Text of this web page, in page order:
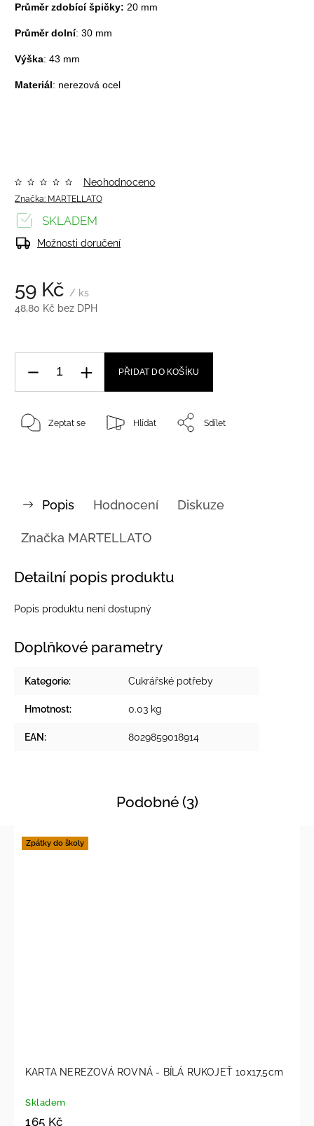
Průměr zdobící špičky: 20 mm
Průměr dolní: 30 mm
Výška: 43 mm
Materiál: nerezová ocel
Značka: MARTELLATO
Neohodnoceno
59 Kč / ks
48,80 Kč bez DPH
SKLADEM
Možnosti doručení
PŘIDAT DO KOŠÍKU
Zeptat se Hlídat Sdílet
Popis Hodnocení Diskuze
Značka MARTELLATO
Detailní popis produktu
Popis produktu není dostupný
Doplňkové parametry
Kategorie: Cukrářské potřeby
Hmotnost: 0.03 kg
EAN: 8029859018914
Podobné (3)
Zpátky do školy
KARTA NEREZOVÁ ROVNÁ - BÍLÁ RUKOJEŤ 10x17,5cm
Skladem
165 Kč